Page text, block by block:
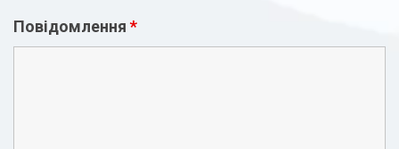
Повідомлення *